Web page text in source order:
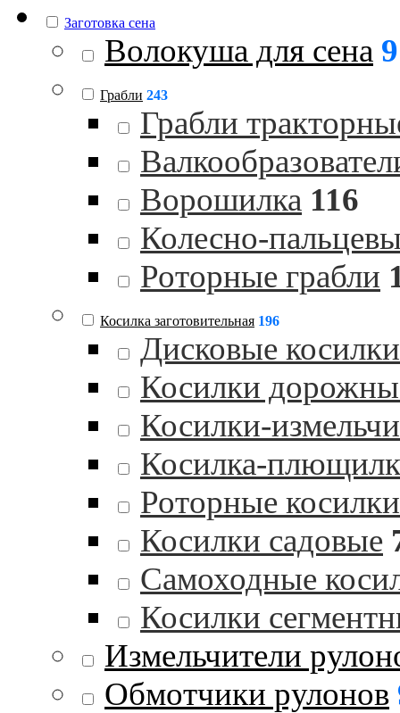
Заготовка сена
Волокуша для сена 9
Грабли 243
Грабли
Ворошилка 116
Колесно-
Роторные грабли
Косилка заготовительная 196
Дисковые косилки
Косилки
Косилки-
Косилка-
Роторные косилки
Косилки садовые
Самоходные
Косилки
Измельчители
Обмотчики рулонов